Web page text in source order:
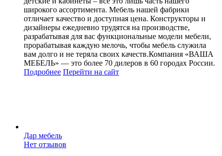
широкого ассортимента. Мебель нашей фабрики
отличает качество и доступная цена. Конструкторы и
дизайнеры ежедневно трудятся на производстве,
разрабатывая для вас функциональные модели мебели,
прорабатывая каждую мелочь, чтобы мебель служила
вам долго и не теряла своих качеств.Компания «ВАША
МЕБЕЛЬ» — это более 70 дилеров в 60 городах России.
Подробнее Перейти на сайт
Дар мебель
Нет отзывов